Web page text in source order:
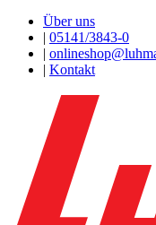
Über uns
| 05141/3843-0
|
| Kontakt